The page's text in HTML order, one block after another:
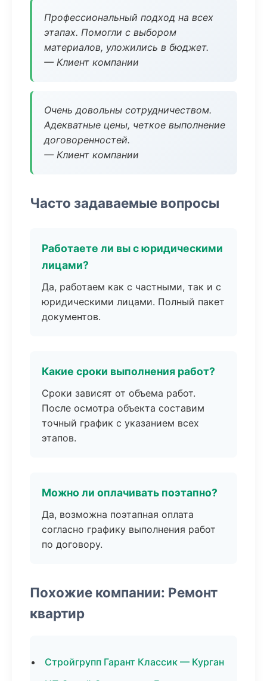
Профессиональный подход на всех
этапах. Помогли с выбором
материалов, уложились в бюджет.
— Клиент компании
Очень довольны сотрудничеством.
Адекватные цены, четкое выполнение
договоренностей.
— Клиент компании
Часто задаваемые вопросы
Работаете ли вы с юридическими
лицами?
Да, работаем как с частными, так и с
юридическими лицами. Полный пакет
документов.
Какие сроки выполнения работ?
Сроки зависят от объема работ.
После осмотра объекта составим
точный график с указанием всех
этапов.
Можно ли оплачивать поэтапно?
Да, возможна поэтапная оплата
согласно графику выполнения работ
по договору.
Похожие компании: Ремонт
квартир
Стройгрупп Гарант Классик — Курган